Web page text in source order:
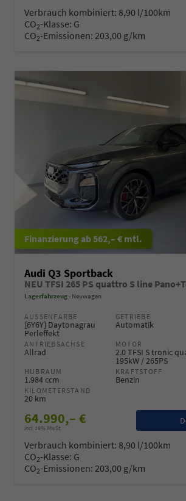
Verbrauch kombiniert: 8,90 l/100km
CO2-Klasse: G
CO2-Emissionen: 203,00 g/km
ab 562,– € mtl.
Audi Q3 Sportback
Lagerfahrzeug Neuwagen
AUSSENFARBE
[6Y6Y] Daytonagrau
Perleffekt
GETRIEBE
Automatik
ANTRIEBSACHSE
Allrad
MOTOR
2.0 TFSI S tronic
195kW / 265PS
HUBRAUM
1.984 ccm
KRAFTSTOFF
Benzin
KILOMETERSTAND
20 km
64.990,– €
incl. 19% MwSt.
Verbrauch kombiniert: 8,90 l/100km
CO2-Klasse: G
CO2-Emissionen: 203,00 g/km